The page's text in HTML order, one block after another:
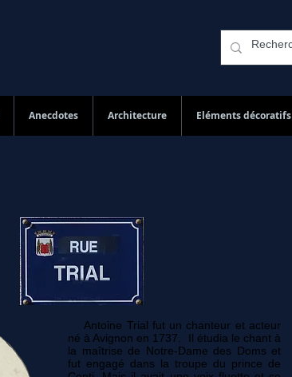
Anecdotes Architecture Eléments décoratifs
Antoine Trial fut un chanteur et acteur
né à Avignon en 1737 . Il étudia le chant à
la maîtrise de Notre-Dame des Doms et
fut engagé dans la troupe du prince de